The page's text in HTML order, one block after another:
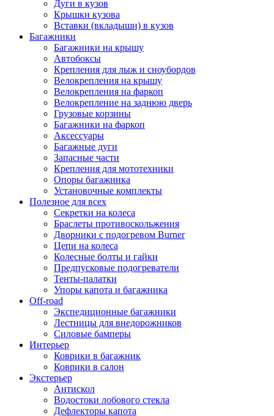
Дуги в кузов
Крышки кузова
Вставки (вкладыши) в кузов
Багажники
Багажники на крышу
Автобоксы
Крепления для лыж и сноубордов
Велокрепления на крышу
Велокрепления на фаркоп
Велокрепление на заднюю дверь
Грузовые корзины
Багажники на фаркоп
Аксессуары
Багажные дуги
Запасные части
Крепления для мототехники
Опоры багажника
Установочные комплекты
Полезное для всех
Секретки на колеса
Браслеты противоскольжения
Дворники с подогревом Burner
Цепи на колеса
Колесные болты и гайки
Предпусковые подогреватели
Тенты-палатки
Упоры капота и багажника
Off-road
Экспедиционные багажники
Лестницы для внедорожников
Силовые бамперы
Интерьер
Коврики в багажник
Коврики в салон
Экстерьер
Антискол
Водостоки лобового стекла
Дефлекторы капота